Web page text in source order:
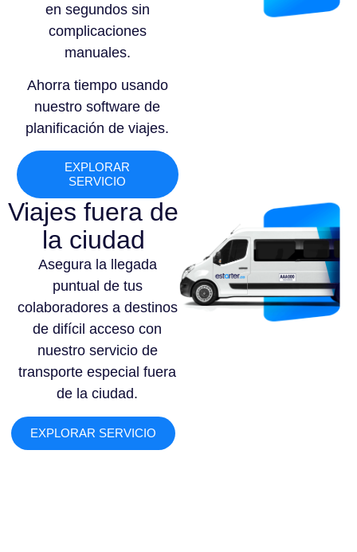
en segundos sin
complicaciones
manuales.
Ahorra tiempo usando
nuestro software de
planificación de viajes.
EXPLORAR
SERVICIO
Viajes fuera de
la ciudad
Asegura la llegada
puntual de tus
colaboradores a destinos
de difícil acceso con
nuestro servicio de
transporte especial fuera
de la ciudad.
EXPLORAR SERVICIO